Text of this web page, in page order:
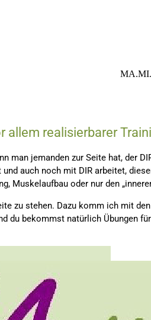
allem realisierbarer
man jemanden zur Seite hat, der
auch noch mit DIR arbeitet,
Muskelaufbau oder nur den
zu stehen. Dazu komm ich mit
du bekommst natürlich Übungen